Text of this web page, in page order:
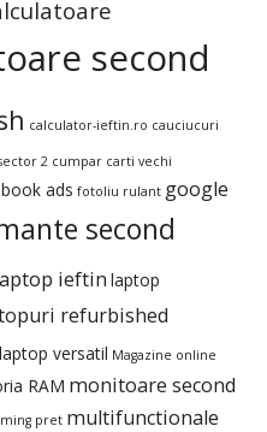
second
calculator-ieftin.ro cauciucuri
2 cumpar carti vechi
ads fotoliu rulant google
second
ieftin laptop
refurbished
laptop versatil Magazine online
RAM monitoare second
pret multifunctionale